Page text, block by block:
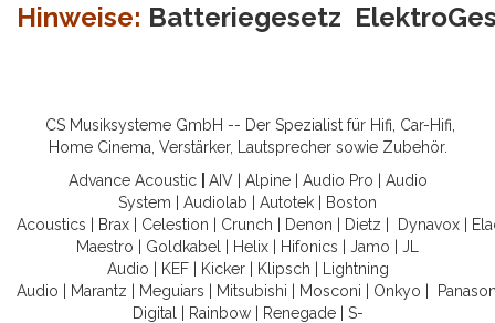
Hinweise: Batteriegesetz
CS Musiksysteme GmbH -- Der Spezialist für Hifi, Car-Hifi,
Home Cinema, Verstärker, Lautsprecher sowie Zubehör.
Advance Acoustic
AIV| Alpine| Audio Pro
Audio
System
Audiolab Autotek
Boston
Acoustics
Brax Celestion Crunch Denon Dietz Dynavox
Maestro
Goldkabel Helix Hifonics Jamo
JL
Audio
KEF| Kicker| Klipsch
Lightning
Audio
Marantz Meguiars Mitsubishi Mosconi Onkyo
Digital
Rainbow| Renegade| S-